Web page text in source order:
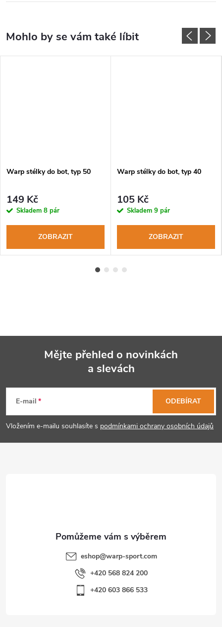
Warp stélky do bot, typ 50
149 Kč
Skladem 8 pár
ZOBRAZIT
Warp stélky do bot, typ 40
105 Kč
Skladem 9 pár
ZOBRAZIT
p
Mějte přehled o novinkách
a slevách
E-mail
Vložením e-mailu souhlasíte s podmínkami ochrany osobních údajů
ODEBÍRAT
eshop@warp-sport.com
+420 568 824 200
+420 603 866 533